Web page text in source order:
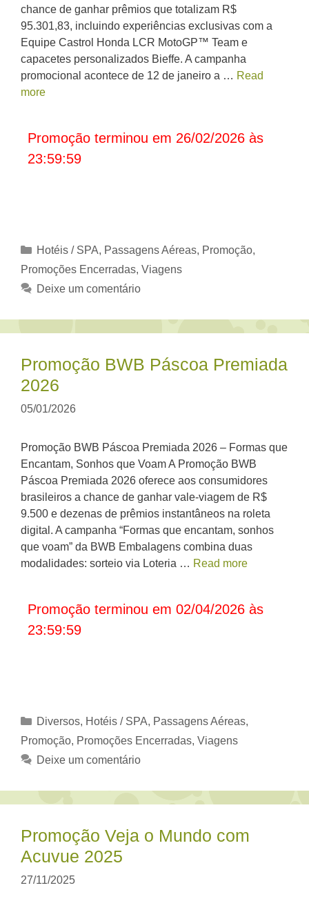
chance de ganhar prêmios que totalizam R$
95.301,83, incluindo experiências exclusivas com a
Equipe Castrol Honda LCR MotoGP™ Team e
capacetes personalizados Bieffe. A campanha
promocional acontece de 12 de janeiro a … Read
more
Promoção terminou em 26/02/2026 às
23:59:59
Categorias
Hotéis / SPA, Passagens Aéreas, Promoção,
Promoções Encerradas, Viagens
Deixe um comentário
Promoção BWB Páscoa Premiada
2026
05/01/2026
Promoção BWB Páscoa Premiada 2026 – Formas que
Encantam, Sonhos que Voam A Promoção BWB
Páscoa Premiada 2026 oferece aos consumidores
brasileiros a chance de ganhar vale-viagem de R$
9.500 e dezenas de prêmios instantâneos na roleta
digital. A campanha “Formas que encantam, sonhos
que voam” da BWB Embalagens combina duas
modalidades: sorteio via Loteria … Read more
Promoção terminou em 02/04/2026 às
23:59:59
Categorias
Diversos, Hotéis / SPA, Passagens Aéreas,
Promoção, Promoções Encerradas, Viagens
Deixe um comentário
Promoção Veja o Mundo com
Acuvue 2025
27/11/2025